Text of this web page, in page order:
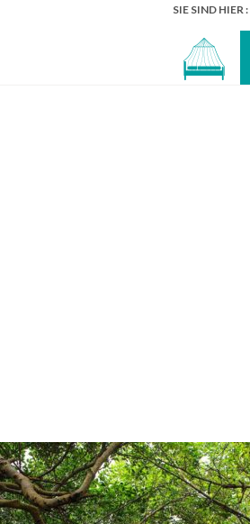
SIE SIND HIER :